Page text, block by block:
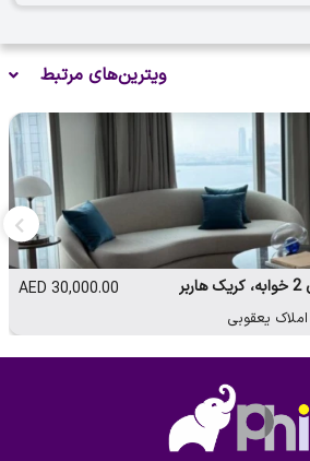
ویترین‌های مرتبط
30,000.00 AED
یعقوبی